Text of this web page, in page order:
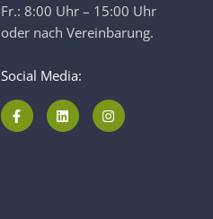
Fr.: 8:00 Uhr – 15:00 Uhr
oder nach Vereinbarung.
Social Media: